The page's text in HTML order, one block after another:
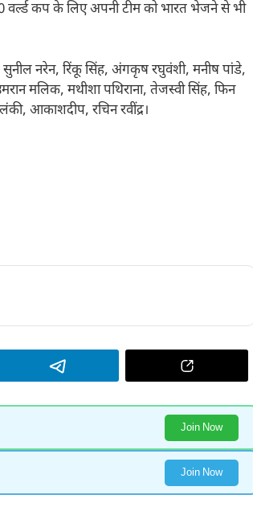
वर्ल्ड कप के लिए अपनी टीम को भारत भेजने से भी
सुनील नरेन, रिंकू सिंह, अंगकृष रघुवंशी, मनीष पांडे,
मलिक, मथीशा पथिराना, तेजस्वी सिंह, फिन
आकाशदीप, रचिन रवींद्र।
Join Now
Join Now